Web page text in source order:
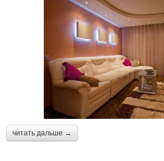
читать дальше →